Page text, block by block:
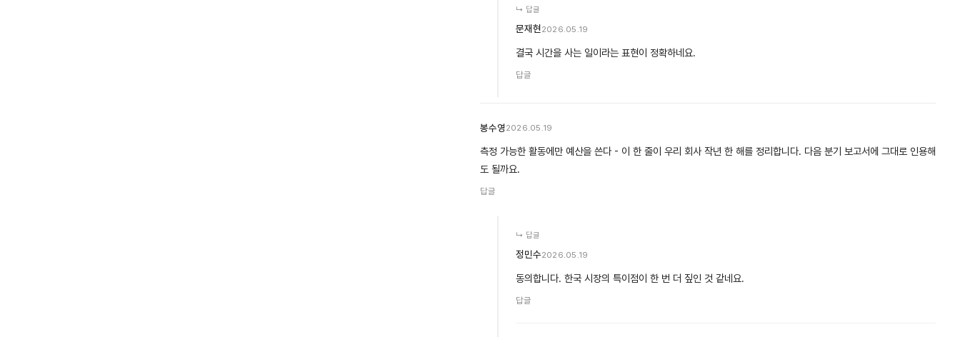
↳ 답글
문재현2026.05.19
결국 시간을 사는 일이라는 표현이 정확하네요.
답글
봉수영2026.05.19
측정 가능한 활동에만 예산을 쓴다 - 이 한 줄이 우리 회사 작년 한 해를 정리합니다. 다음 분기 보고서에 그대로 인용해
도 될까요.
답글
↳ 답글
정민수2026.05.19
동의합니다. 한국 시장의 특이점이 한 번 더 짚인 것 같네요.
답글